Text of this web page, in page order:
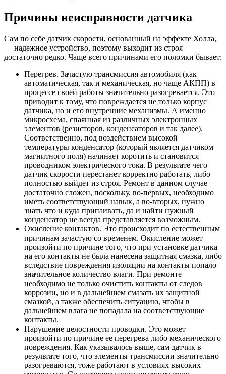
Причины неисправности датчика
Сам по себе датчик скорости, основанный на эффекте Холла,
— надежное устройство, поэтому выходит из строя
достаточно редко. Чаще всего причинами его поломки бывает:
Перегрев. Зачастую трансмиссия автомобиля (как
автоматическая, так и механическая, но чаще АКПП) в
процессе своей работы значительно разогревается. Это
приводит к тому, что повреждается не только корпус
датчика, но и его внутренние механизмы. А именно
микросхема, спаянная из различных электронных
элементов (резисторов, конденсаторов и так далее).
Соответственно, под воздействием высокой
температуры конденсатор (который является датчиком
магнитного поля) начинает коротить и становится
проводником электрического тока. В результате чего
датчик скорости перестанет корректно работать, либо
полностью выйдет из строя. Ремонт в данном случае
достаточно сложен, поскольку, во-первых, необходимо
иметь соответствующий навык, а во-вторых, нужно
знать что и куда припаивать, да и найти нужный
конденсатор не всегда представляется возможным.
Окисление контактов. Это происходит по естественным
причинам зачастую со временем. Окисление может
произойти по причине того, что при установке датчика
на его контакты не была нанесена защитная смазка, либо
вследствие повреждения изоляции на контакты попало
значительное количество влаги. При ремонте
необходимо не только очистить контакты от следов
коррозии, но и в дальнейшем смазать их защитной
смазкой, а также обеспечить ситуацию, чтобы в
дальнейшем влага не попадала на соответствующие
контакты.
Нарушение целостности проводки. Это может
произойти по причине ее перегрева либо механического
повреждения. Как указывалось выше, сам датчик в
результате того, что элементы трансмиссии значительно
разогреваются, тоже работают в условиях высоких